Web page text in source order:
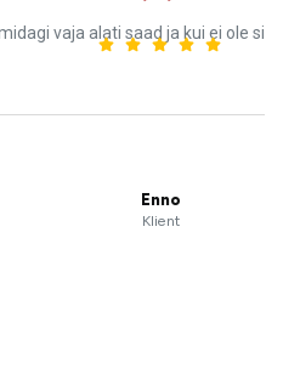
saad ja kui ei ole siis tellitakse